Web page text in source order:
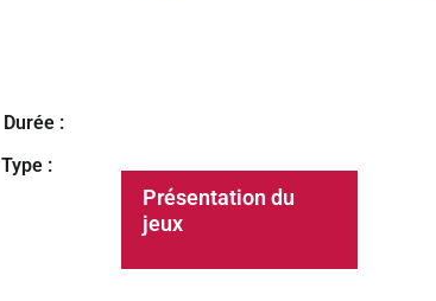
Durée :
Type :
Présentation du
jeux